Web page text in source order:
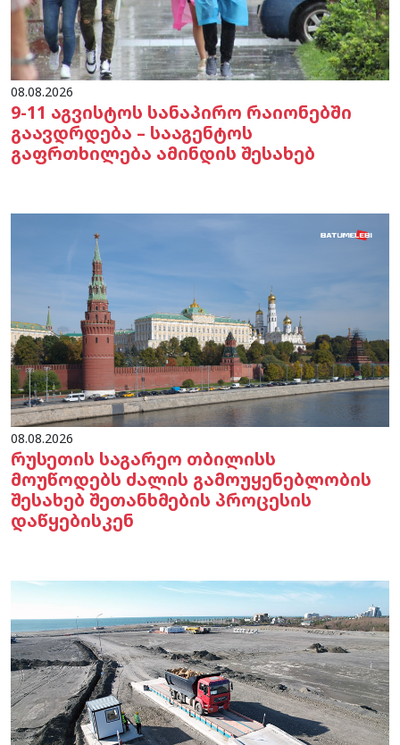
08.08.2026
9-11 აგვისტოს სანაპირო რაიონებში
გაავდრდება – სააგენტოს
გაფრთხილება ამინდის შესახებ
08.08.2026
რუსეთის საგარეო თბილისს
მოუწოდებს ძალის გამოუყენებლობის
შესახებ შეთანხმების პროცესის
დაწყებისკენ